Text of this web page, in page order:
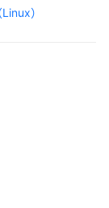
）